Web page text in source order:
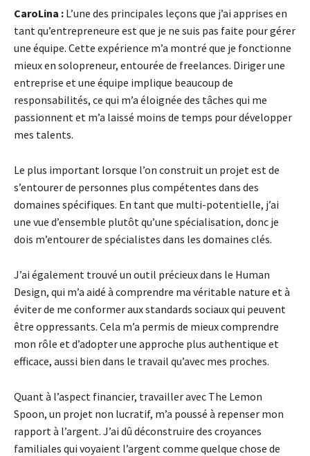
CaroLina : L’une des principales leçons que j’ai apprises en
tant qu’entrepreneure est que je ne suis pas faite pour gérer
une équipe. Cette expérience m’a montré que je fonctionne
mieux en solopreneur, entourée de freelances. Diriger une
entreprise et une équipe implique beaucoup de
responsabilités, ce qui m’a éloignée des tâches qui me
passionnent et m’a laissé moins de temps pour développer
mes talents.
Le plus important lorsque l’on construit un projet est de
s’entourer de personnes plus compétentes dans des
domaines spécifiques. En tant que multi-potentielle, j’ai
une vue d’ensemble plutôt qu’une spécialisation, donc je
dois m’entourer de spécialistes dans les domaines clés.
J’ai également trouvé un outil précieux dans le Human
Design, qui m’a aidé à comprendre ma véritable nature et à
éviter de me conformer aux standards sociaux qui peuvent
être oppressants. Cela m’a permis de mieux comprendre
mon rôle et d’adopter une approche plus authentique et
efficace, aussi bien dans le travail qu’avec mes proches.
Quant à l’aspect financier, travailler avec The Lemon
Spoon, un projet non lucratif, m’a poussé à repenser mon
rapport à l’argent. J’ai dû déconstruire des croyances
familiales qui voyaient l’argent comme quelque chose de